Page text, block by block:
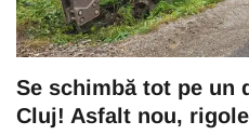
Se schimbă tot pe un
Cluj! Asfalt nou,